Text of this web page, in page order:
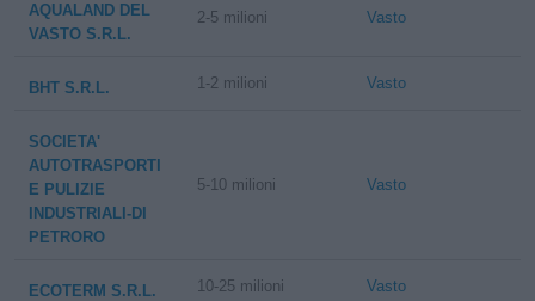
AQUALAND DEL
VASTO S.R.L.
2-5 milioni Vasto
BHT S.R.L. 1-2 milioni Vasto
SOCIETA'
AUTOTRASPORTI
E PULIZIE
INDUSTRIALI-DI
PETRORO
5-10 milioni Vasto
ECOTERM S.R.L. 10-25 milioni Vasto